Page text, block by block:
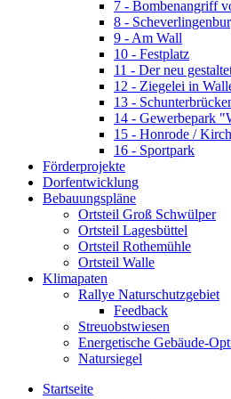
7 - Bombenangriff
8 -
9 - Am Wall
10 - Festplatz
11 - Der neu
12 - Ziegelei in
13 -
14 - Gewerbepark
15 - Honrode /
16 - Sportpark
Förderprojekte
Dorfentwicklung
Bebauungspläne
Ortsteil Groß Schwülper
Ortsteil Lagesbüttel
Ortsteil Rothemühle
Ortsteil Walle
Klimapaten
Rallye Naturschutzgebiet
Feedback
Streuobstwiesen
Energetische Gebäude-
Natursiegel
Startseite